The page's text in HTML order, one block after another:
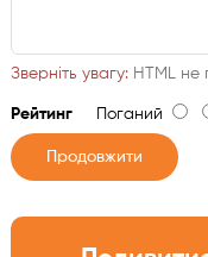
Зверніть увагу:HTML не
РейтингПоганий
Продовжити